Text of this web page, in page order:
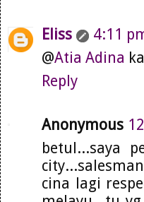
Eliss
4:11
@Atia Adina
Reply
Anonymous
betul...saya
cina lagi